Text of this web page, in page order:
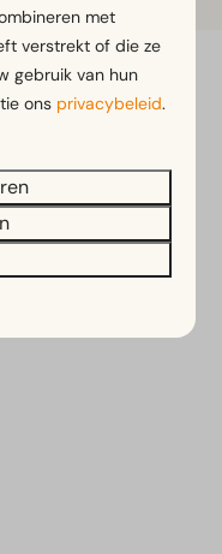
met
verstrekt of die ze
gebruik van hun
ons privacybeleid.